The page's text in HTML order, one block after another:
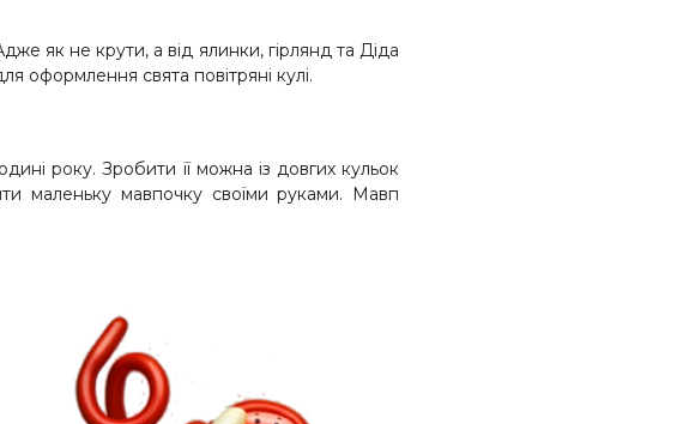
як не крути, а від ялинки, гірлянд та Діда
оформлення свята повітряні кулі.
року. Зробити її можна із довгих кульок
маленьку мавпочку своїми руками. Мавп